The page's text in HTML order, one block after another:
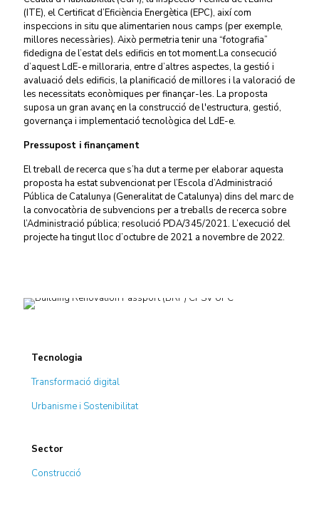
(ITE), el Certificat d’Eficiència Energètica (EPC), així com
inspeccions in situ que alimentarien nous camps (per exemple,
millores necessàries). Això permetria tenir una “fotografia”
fidedigna de l’estat dels edificis en tot moment.La consecució
d’aquest LdE-e milloraria, entre d’altres aspectes, la gestió i
avaluació dels edificis, la planificació de millores i la valoració de
les necessitats econòmiques per finançar-les. La proposta
suposa un gran avanç en la construcció de l'estructura, gestió,
governança i implementació tecnològica del LdE-e.
Pressupost i finançament
El treball de recerca que s’ha dut a terme per elaborar aquesta
proposta ha estat subvencionat per l’Escola d’Administració
Pública de Catalunya (Generalitat de Catalunya) dins del marc de
la convocatòria de subvencions per a treballs de recerca sobre
l’Administració pública; resolució PDA/345/2021. L’execució del
projecte ha tingut lloc d’octubre de 2021 a novembre de 2022.
Tecnologia
Transformació digital
Urbanisme i Sostenibilitat
Sector
Construcció